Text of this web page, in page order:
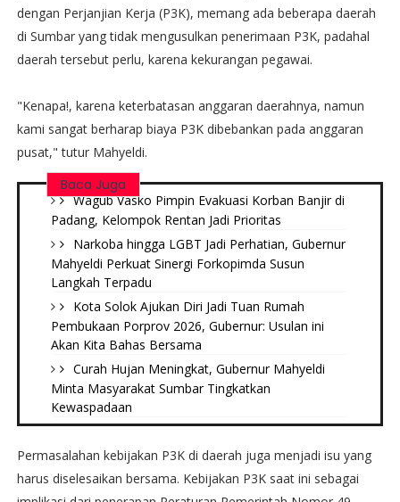
dengan Perjanjian Kerja (P3K), memang ada beberapa daerah
di Sumbar yang tidak mengusulkan penerimaan P3K, padahal
daerah tersebut perlu, karena kekurangan pegawai.
"Kenapa!, karena keterbatasan anggaran daerahnya, namun
kami sangat berharap biaya P3K dibebankan pada anggaran
pusat," tutur Mahyeldi.
Baca Juga
Wagub Vasko Pimpin Evakuasi Korban Banjir di
Padang, Kelompok Rentan Jadi Prioritas
Narkoba hingga LGBT Jadi Perhatian, Gubernur
Mahyeldi Perkuat Sinergi Forkopimda Susun
Langkah Terpadu
Kota Solok Ajukan Diri Jadi Tuan Rumah
Pembukaan Porprov 2026, Gubernur: Usulan ini
Akan Kita Bahas Bersama
Curah Hujan Meningkat, Gubernur Mahyeldi
Minta Masyarakat Sumbar Tingkatkan
Kewaspadaan
Permasalahan kebijakan P3K di daerah juga menjadi isu yang
harus diselesaikan bersama. Kebijakan P3K saat ini sebagai